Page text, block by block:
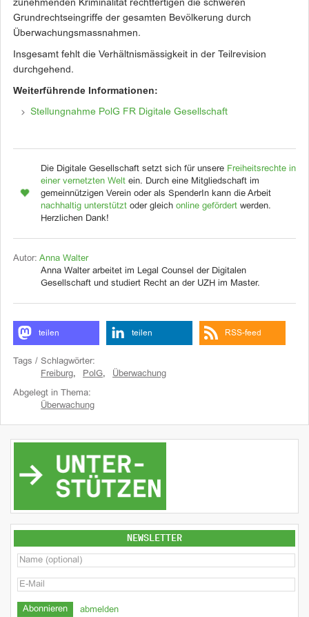
zunehmenden Kriminalität rechtfertigen die schweren
Grundrechtseingriffe der gesamten Bevölkerung durch
Überwachungsmassnahmen.
Insgesamt fehlt die Verhältnismässigkeit in der Teilrevision
durchgehend.
Weiterführende Informationen:
Stellungnahme PolG FR Digitale Gesellschaft
Die Digitale Gesellschaft setzt sich für unsere Freiheitsrechte in
einer vernetzten Welt ein. Durch eine Mitgliedschaft im
gemeinnützigen Verein oder als SpenderIn kann die Arbeit
nachhaltig unterstützt oder gleich online gefördert werden.
Herzlichen Dank!
Autor: Anna Walter
Anna Walter arbeitet im Legal Counsel der Digitalen
Gesellschaft und studiert Recht an der UZH im Master.
teilen teilen RSS-feed
Tags / Schlagwörter:
Freiburg, PolG, Überwachung
Abgelegt in Thema:
Überwachung
NEWSLETTER
abmelden